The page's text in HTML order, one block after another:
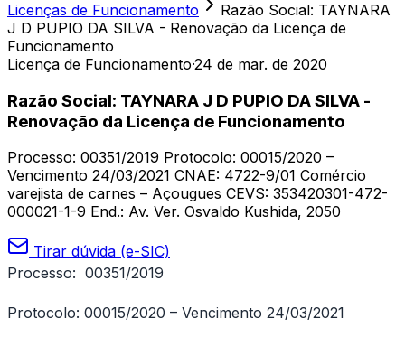
Licenças de Funcionamento
Razão Social: TAYNARA
J D PUPIO DA SILVA - Renovação da Licença de
Funcionamento
Licença de Funcionamento·24 de mar. de 2020
Razão Social: TAYNARA J D PUPIO DA SILVA -
Renovação da Licença de Funcionamento
Processo: 00351/2019 Protocolo: 00015/2020 –
Vencimento 24/03/2021 CNAE: 4722-9/01 Comércio
varejista de carnes – Açougues CEVS: 353420301-472-
000021-1-9 End.: Av. Ver. Osvaldo Kushida, 2050
Tirar dúvida (e-SIC)
Processo: 00351/2019
Protocolo: 00015/2020 – Vencimento 24/03/2021